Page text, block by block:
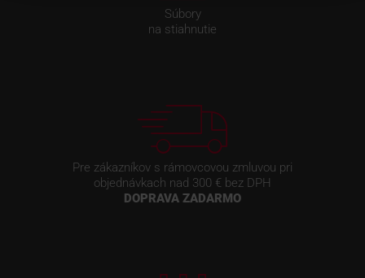
Súbory
na stiahnutie
Pre zákazníkov s rámovcovou zmluvou pri
objednávkach nad 300 € bez DPH
DOPRAVA ZADARMO